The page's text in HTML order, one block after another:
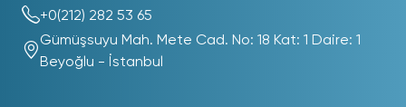
+0(212) 282 53 65
Gümüşsuyu Mah. Mete Cad. No: 18 Kat: 1 Daire: 1
Beyoğlu - İstanbul